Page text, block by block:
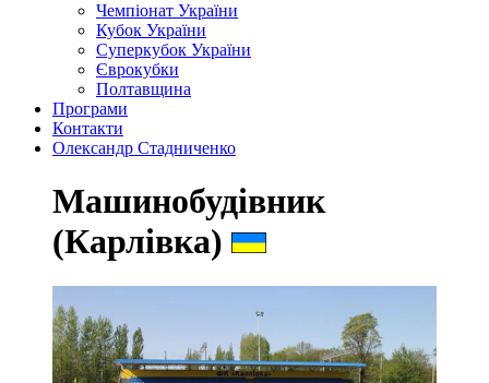
Чемпіонат України
Кубок України
Суперкубок України
Єврокубки
Полтавщина
Програми
Контакти
Олександр Стадниченко
Машинобудівник
(Карлівка)